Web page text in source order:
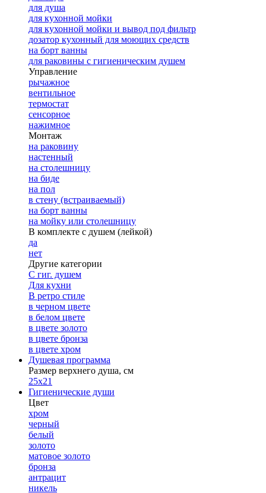
для душа
для кухонной мойки
для кухонной мойки и вывод под фильтр
дозатор кухонный для моющих средств
на борт ванны
для раковины с гигиеническим душем
Управление
рычажное
вентильное
термостат
сенсорное
нажимное
Монтаж
на раковину
настенный
на столешницу
на биде
на пол
в стену (встраиваемый)
на борт ванны
на мойку или столешницу
В комплекте с душем (лейкой)
да
нет
Другие категории
С гиг. душем
Для кухни
В ретро стиле
в черном цвете
в белом цвете
в цвете золото
в цвете бронза
в цвете хром
Душевая программа
Размер верхнего душа, см
25х21
Гигиенические души
Цвет
хром
черный
белый
золото
матовое золото
бронза
антрацит
никель